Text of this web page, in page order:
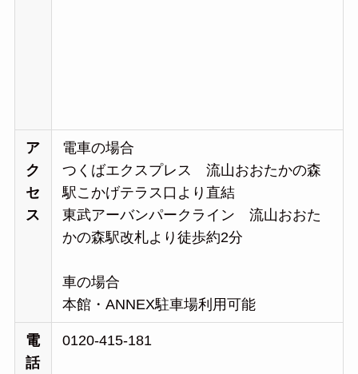
ア
ク
セ
ス
電車の場合
つくばエクスプレス 流山おおたかの森
駅こかげテラス口より直結
東武アーバンパークライン 流山おおた
かの森駅改札より徒歩約2分
車の場合
本館・ANNEX駐車場利用可能
電
話
0120-415-181